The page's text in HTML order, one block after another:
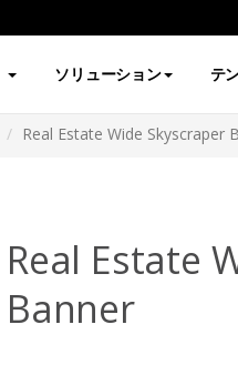
ソリューション テ
Real Estate Wide Skyscraper
Real Estate
Banner